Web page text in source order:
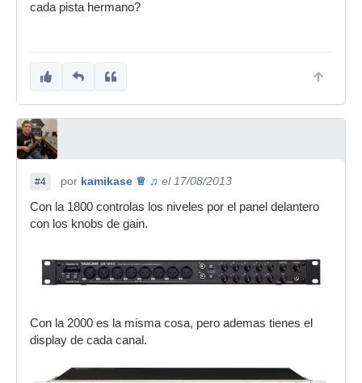
cada pista hermano?
#4 por kamikase ♕ ♫ el 17/08/2013
Con la 1800 controlas los niveles por el panel delantero
con los knobs de gain.
Con la 2000 es la misma cosa, pero ademas tienes el
display de cada canal.